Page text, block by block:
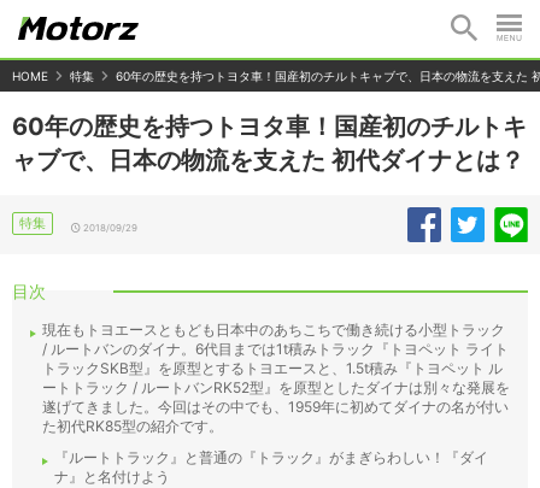
HOME 特集 60年の歴史を持つトヨタ車！国産初のチルトキャブで、日本の物流を支えた
60年の歴史を持つトヨタ車！国産初のチルトキ
ャブで、日本の物流を支えた 初代ダイナとは？
特集 2018/09/29
目次
現在もトヨエースともども日本中のあちこちで働き続ける小型トラック
/ ルートバンのダイナ。6代目までは1t積みトラック『トヨペット ライト
トラックSKB型』を原型とするトヨエースと、1.5t積み『トヨペット ル
ートトラック / ルートバンRK52型』を原型としたダイナは別々な発展を
遂げてきました。今回はその中でも、1959年に初めてダイナの名が付い
た初代RK85型の紹介です。
『ルートトラック』と普通の『トラック』がまぎらわしい！『ダイ
ナ』と名付けよう